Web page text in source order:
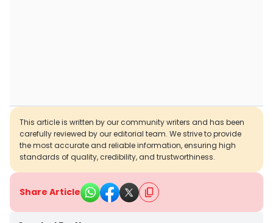
This article is written by our community writers and has been
carefully reviewed by our editorial team. We strive to provide
the most accurate and reliable information, ensuring high
standards of quality, credibility, and trustworthiness.
Share Article